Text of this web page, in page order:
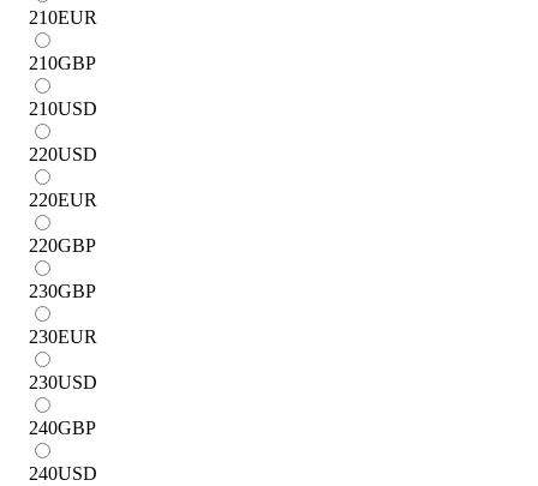
210EUR
210GBP
210USD
220USD
220EUR
220GBP
230GBP
230EUR
230USD
240GBP
240USD